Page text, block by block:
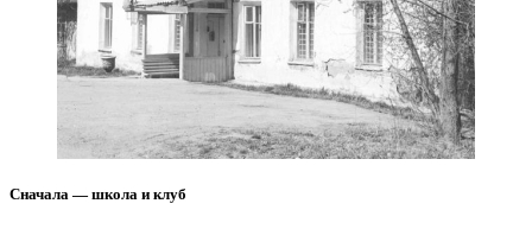
Сначала — школа и клуб